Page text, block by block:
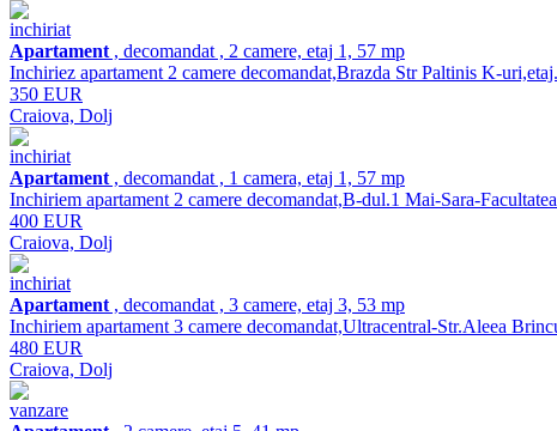
inchiriat
Apartament , decomandat , 2 camere, etaj 1, 57 mp
Inchiriez apartament 2 camere decomandat,Brazda Str Paltinis K-
350 EUR
Craiova, Dolj
inchiriat
Apartament , decomandat , 1 camera, etaj 1, 57 mp
Inchiriem apartament 2 camere decomandat,B-dul.1 Mai-Sara-
400 EUR
Craiova, Dolj
inchiriat
Apartament , decomandat , 3 camere, etaj 3, 53 mp
Inchiriem apartament 3 camere decomandat,Ultracentral-Str.Aleea
480 EUR
Craiova, Dolj
vanzare